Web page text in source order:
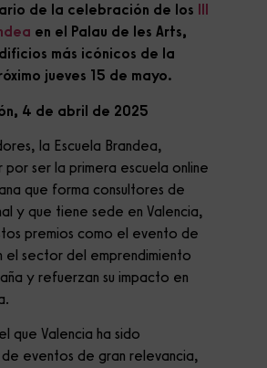
de la celebración de los
en el Palau de les Arts,
más icónicos de la
jueves 15 de mayo.
4 de abril de 2025
la Escuela Brandea,
por ser la primera escuela online
que forma consultores de
y que tiene sede en Valencia,
premios como el evento de
el sector del emprendimiento
y refuerzan su impacto en
que Valencia ha sido
eventos de gran relevancia,